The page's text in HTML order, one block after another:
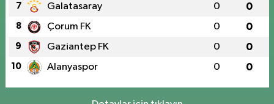
7 Galatasaray 0 0
8 Çorum FK 0 0
9 Gaziantep FK 0 0
10 Alanyaspor 0 0